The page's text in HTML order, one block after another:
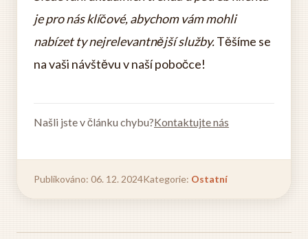
je pro nás klíčové, abychom vám mohli
nabízet ty nejrelevantnější služby.Těšíme se
na vaši návštěvu v naší pobočce!
Našli jste v článku chybu?Kontaktujte nás
Publikováno: 06. 12. 2024Kategorie: Ostatní